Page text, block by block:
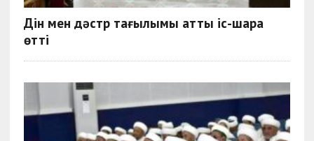
Дін мен дәстүр тағылымы атты іс-шара
өтті